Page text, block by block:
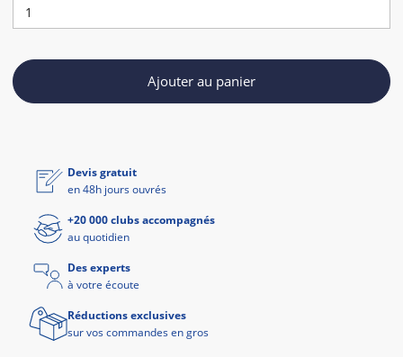
Ajouter au panier
Devis gratuit
en 48h jours ouvrés
+20 000 clubs accompagnés
au quotidien
Des experts
à votre écoute
Réductions exclusives
sur vos commandes en gros